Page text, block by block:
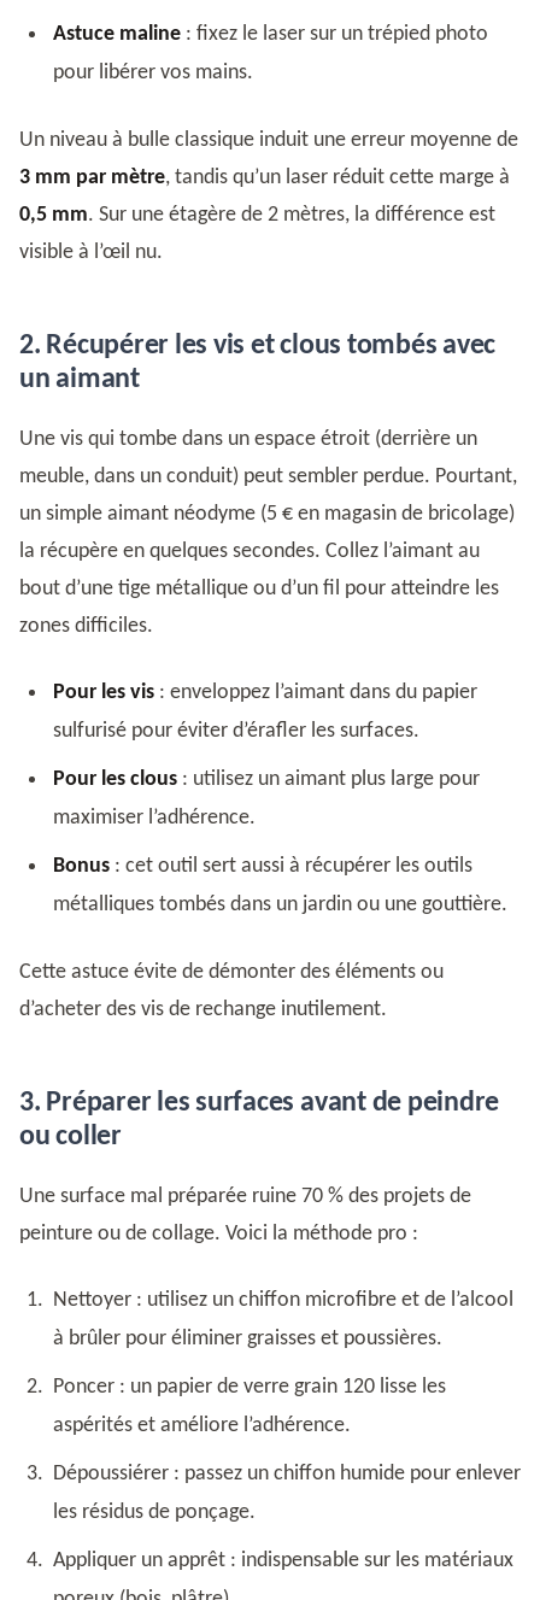
Astuce maline : fixez le laser sur un trépied photo
pour libérer vos mains.
Un niveau à bulle classique induit une erreur moyenne de
3 mm par mètre, tandis qu’un laser réduit cette marge à
0,5 mm. Sur une étagère de 2 mètres, la différence est
visible à l’œil nu.
2. Récupérer les vis et clous tombés avec
un aimant
Une vis qui tombe dans un espace étroit (derrière un
meuble, dans un conduit) peut sembler perdue. Pourtant,
un simple aimant néodyme (5 € en magasin de bricolage)
la récupère en quelques secondes. Collez l’aimant au
bout d’une tige métallique ou d’un fil pour atteindre les
zones difficiles.
Pour les vis : enveloppez l’aimant dans du papier
sulfurisé pour éviter d’érafler les surfaces.
Pour les clous : utilisez un aimant plus large pour
maximiser l’adhérence.
Bonus : cet outil sert aussi à récupérer les outils
métalliques tombés dans un jardin ou une gouttière.
Cette astuce évite de démonter des éléments ou
d’acheter des vis de rechange inutilement.
3. Préparer les surfaces avant de peindre
ou coller
Une surface mal préparée ruine 70 % des projets de
peinture ou de collage. Voici la méthode pro :
Nettoyer : utilisez un chiffon microfibre et de l’alcool
à brûler pour éliminer graisses et poussières.
Poncer : un papier de verre grain 120 lisse les
aspérités et améliore l’adhérence.
Dépoussiérer : passez un chiffon humide pour enlever
les résidus de ponçage.
Appliquer un apprêt : indispensable sur les matériaux